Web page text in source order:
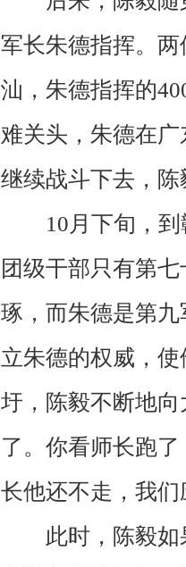
军长朱德指挥。
汕，朱德指挥的
难关头，朱德在
继续战斗下去，
10月下旬，到
团级干部只有第
琢，而朱德是第
立朱德的权威，
圩，陈毅不断地
了。你看师长跑
长他还不走，我
此时，陈毅如